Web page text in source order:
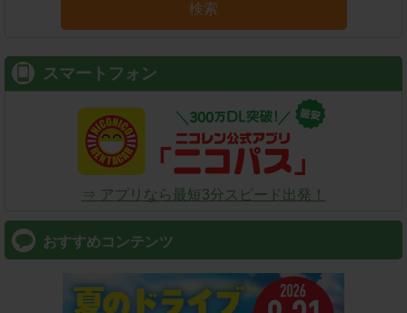
検索
スマートフォン
⇒ アプリなら最短3分スピード出発！
おすすめコンテンツ